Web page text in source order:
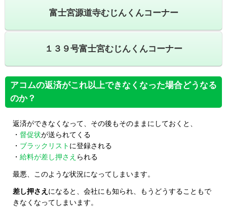
富士宮源道寺むじんくんコーナー
１３９号富士宮むじんくんコーナー
アコムの返済がこれ以上できなくなった場合どうなる
のか？
返済ができなくなって、その後もそのままにしておくと、
・ 督促状が送られてくる
・ ブラックリスト に登録される
・ 給料が差し押さえ られる
最悪、このような状況になってしまいます。
差し押さえ になると、会社にも知られ、もうどうすることもで
きなくなってしまいます。